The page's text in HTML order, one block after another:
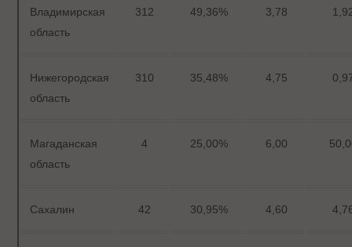
Владимирская
область
312 49,36% 3,78
Нижегородская
область
310 35,48% 4,75
Магаданская
область
4 25,00% 6,00
Сахалин 42 30,95% 4,60